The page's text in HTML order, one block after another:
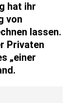
hat ihr
von
lassen.
Privaten
„einer